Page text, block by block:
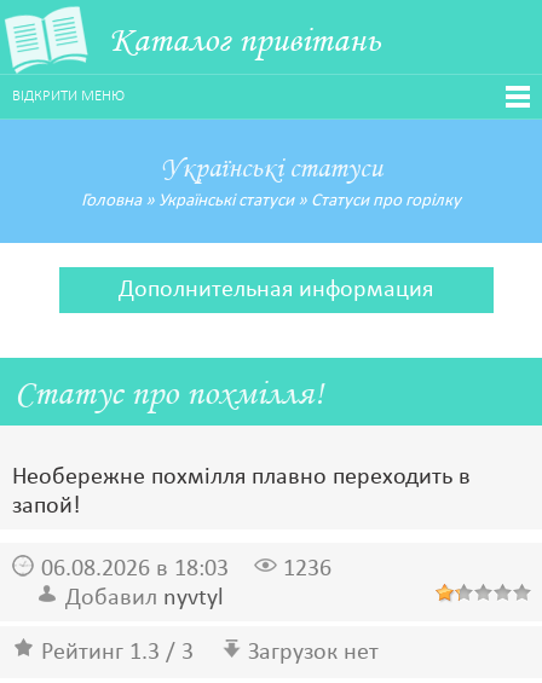
Каталог привітань
ВІДКРИТИ МЕНЮ
Українські статуси
Головна» Українські статуси» Статуси про горілку
Дополнительная информация
Статус про похмілля!
Необережне похмілля плавно переходить в
запой!
06.08.2026 в 18:03
1236
Добавил nyvtyl
Рейтинг 1.3 / 3 Загрузок нет